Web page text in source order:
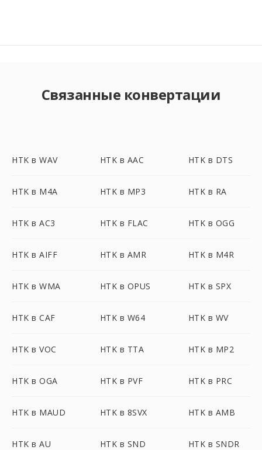
Связанные конвертации
HTK в WAV HTK в AAC HTK в DTS
HTK в M4A HTK в MP3 HTK в RA
HTK в AC3 HTK в FLAC HTK в OGG
HTK в AIFF HTK в AMR HTK в M4R
HTK в WMA HTK в OPUS HTK в SPX
HTK в CAF HTK в W64 HTK в WV
HTK в VOC HTK в TTA HTK в MP2
HTK в OGA HTK в PVF HTK в PRC
HTK в MAUD HTK в 8SVX HTK в AMB
HTK в AU HTK в SND HTK в SNDR